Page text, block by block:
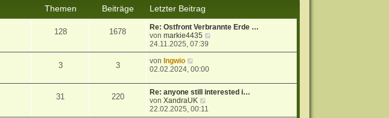
a
g
i
t
g
t
e
r
B
e
i
r
g
Themen Beiträge
Letzter Beitrag
128 1678
Re: Ostfront Verbrannte Erde …
vonmarkie4435
u
e
r
24.11.2025, 07:39
3 3 von Ingwio
e
e
s
t
e
02.02.2024, 00:00
31 220
Re: anyone still interested i…
vonXandraUK
22.02.2025, 00:11